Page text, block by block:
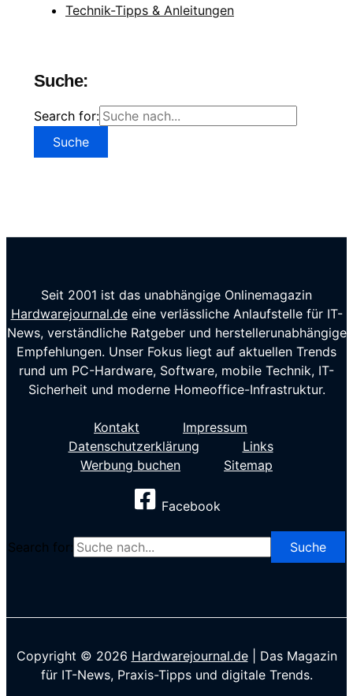
Technik-Tipps & Anleitungen
Suche:
Search for:
Seit 2001 ist das unabhängige Onlinemagazin
Hardwarejournal.deeine verlässliche Anlaufstelle für IT-
News, verständliche Ratgeber und herstellerunabhängige
Empfehlungen. Unser Fokus liegt auf aktuellen Trends
rund um PC-Hardware, Software, mobile Technik, IT-
Sicherheit und moderne Homeoffice-Infrastruktur.
Kontakt
Impressum
Datenschutzerklärung
Links
Werbung buchen
Sitemap
Facebook
Search for:
Copyright © 2026 Hardwarejournal.de| Das Magazin
für IT-News, Praxis-Tipps und digitale Trends.